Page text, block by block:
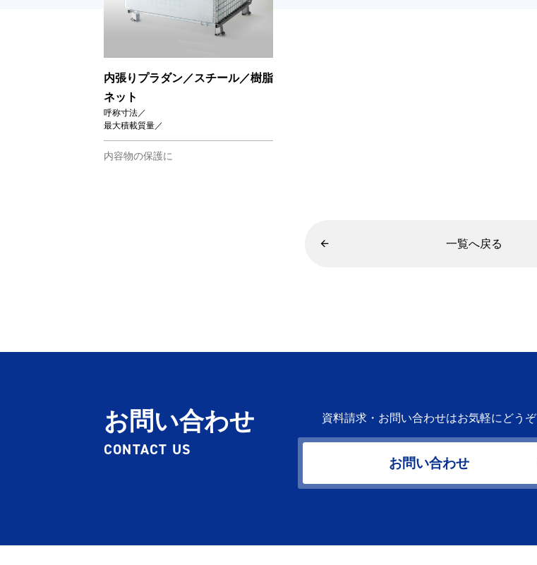
内張りプラダン／スチール／樹脂
ネット
呼称寸法／
最大積載質量／
内容物の保護に
一覧へ戻る
お問い合わせ
CONTACT US
資料請求・お問い合わせはお気軽にどうぞ
お問い合わせ